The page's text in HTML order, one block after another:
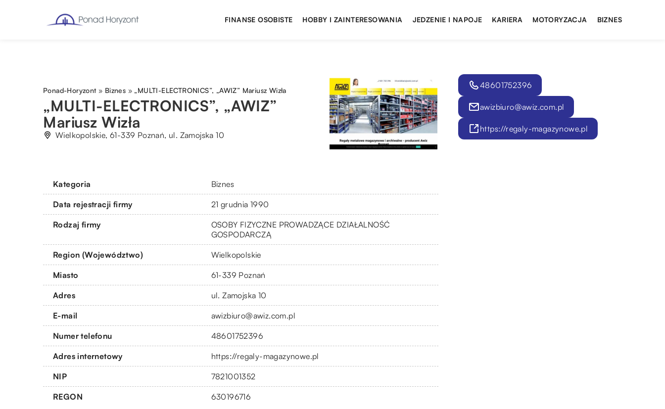
FINANSE OSOBISTE HOBBY I ZAINTERESOWANIA JEDZENIE I NAPOJE KARIERA MOTORYZACJA BIZNES
Ponad-Horyzont» Biznes » „MULTI-ELECTRONICS”, „AWIZ” Mariusz Wizła
„MULTI-ELECTRONICS”, „AWIZ”
Mariusz Wizła
Wielkopolskie, 61-339 Poznań, ul. Zamojska 10
Kategoria Biznes
Data rejestracji firmy 21 grudnia 1990
Rodzaj firmy
OSOBY FIZYCZNE PROWADZĄCE DZIAŁALNOŚĆ
GOSPODARCZĄ
Region (Województwo) Wielkopolskie
Miasto 61-339 Poznań
Adres ul. Zamojska 10
E-mail awizbiuro@awiz.com.pl
Numer telefonu 48601752396
Adres internetowy https://regaly-magazynowe.pl
NIP 7821001352
REGON 630196716
48601752396
awizbiuro@awiz.com.pl
https://regaly-magazynowe.pl